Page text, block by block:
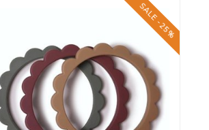
SALE -25%